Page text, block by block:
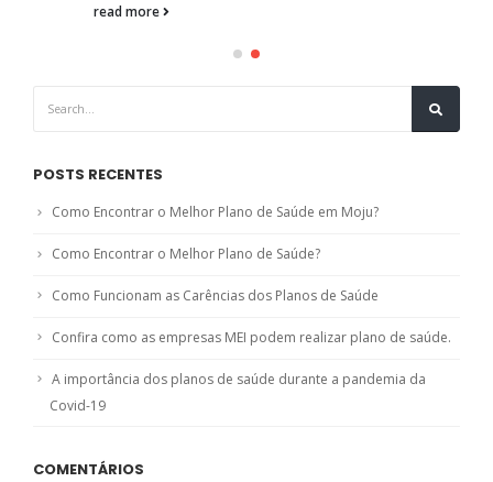
read more
POSTS RECENTES
Como Encontrar o Melhor Plano de Saúde em Moju?
Como Encontrar o Melhor Plano de Saúde?
Como Funcionam as Carências dos Planos de Saúde
Confira como as empresas MEI podem realizar plano de saúde.
A importância dos planos de saúde durante a pandemia da
Covid-19
COMENTÁRIOS